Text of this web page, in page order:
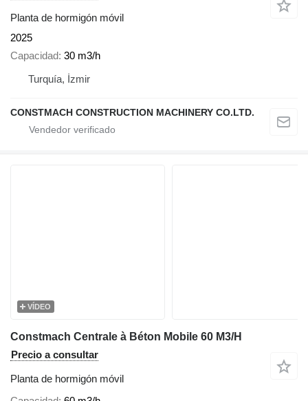
Planta de hormigón móvil
2025
Capacidad 30 m3/h
Turquía, İzmir
CONSTMACH CONSTRUCTION MACHINERY CO.LTD.
VÍDEO
Constmach Centrale à Béton Mobile 60 M3/H
Precio a consultar
Planta de hormigón móvil